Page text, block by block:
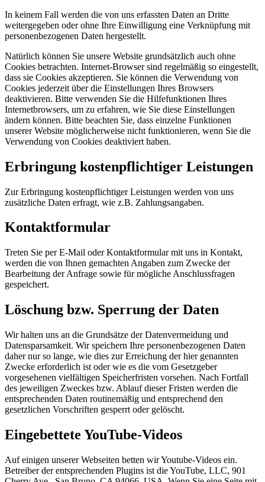
In keinem Fall werden die von uns erfassten Daten an Dritte
weitergegeben oder ohne Ihre Einwilligung eine Verknüpfung mit
personenbezogenen Daten hergestellt.
Natürlich können Sie unsere Website grundsätzlich auch ohne
Cookies betrachten. Internet-Browser sind regelmäßig so eingestellt,
dass sie Cookies akzeptieren. Sie können die Verwendung von
Cookies jederzeit über die Einstellungen Ihres Browsers
deaktivieren. Bitte verwenden Sie die Hilfefunktionen Ihres
Internetbrowsers, um zu erfahren, wie Sie diese Einstellungen
ändern können. Bitte beachten Sie, dass einzelne Funktionen
unserer Website möglicherweise nicht funktionieren, wenn Sie die
Verwendung von Cookies deaktiviert haben.
Erbringung kostenpflichtiger Leistungen
Zur Erbringung kostenpflichtiger Leistungen werden von uns
zusätzliche Daten erfragt, wie z.B. Zahlungsangaben.
Kontaktformular
Treten Sie per E-Mail oder Kontaktformular mit uns in Kontakt,
werden die von Ihnen gemachten Angaben zum Zwecke der
Bearbeitung der Anfrage sowie für mögliche Anschlussfragen
gespeichert.
Löschung bzw. Sperrung der Daten
Wir halten uns an die Grundsätze der Datenvermeidung und
Datensparsamkeit. Wir speichern Ihre personenbezogenen Daten
daher nur so lange, wie dies zur Erreichung der hier genannten
Zwecke erforderlich ist oder wie es die vom Gesetzgeber
vorgesehenen vielfältigen Speicherfristen vorsehen. Nach Fortfall
des jeweiligen Zweckes bzw. Ablauf dieser Fristen werden die
entsprechenden Daten routinemäßig und entsprechend den
gesetzlichen Vorschriften gesperrt oder gelöscht.
Eingebettete YouTube-Videos
Auf einigen unserer Webseiten betten wir Youtube-Videos ein.
Betreiber der entsprechenden Plugins ist die YouTube, LLC, 901